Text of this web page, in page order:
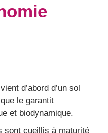
d’abord d’un sol
le garantit
et biodynamique.
sont cueillis à maturité